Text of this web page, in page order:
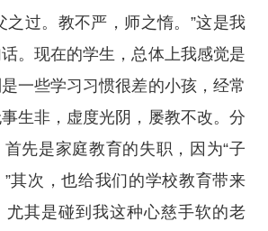
之过。教不严，师之惰。”这是我
。现在的学生，总体上我感觉是
一些学习习惯很差的小孩，经常
生非，虚度光阴，屡教不改。分
先是家庭教育的失职，因为“子
其次，也给我们的学校教育带来
尤其是碰到我这种心慈手软的老